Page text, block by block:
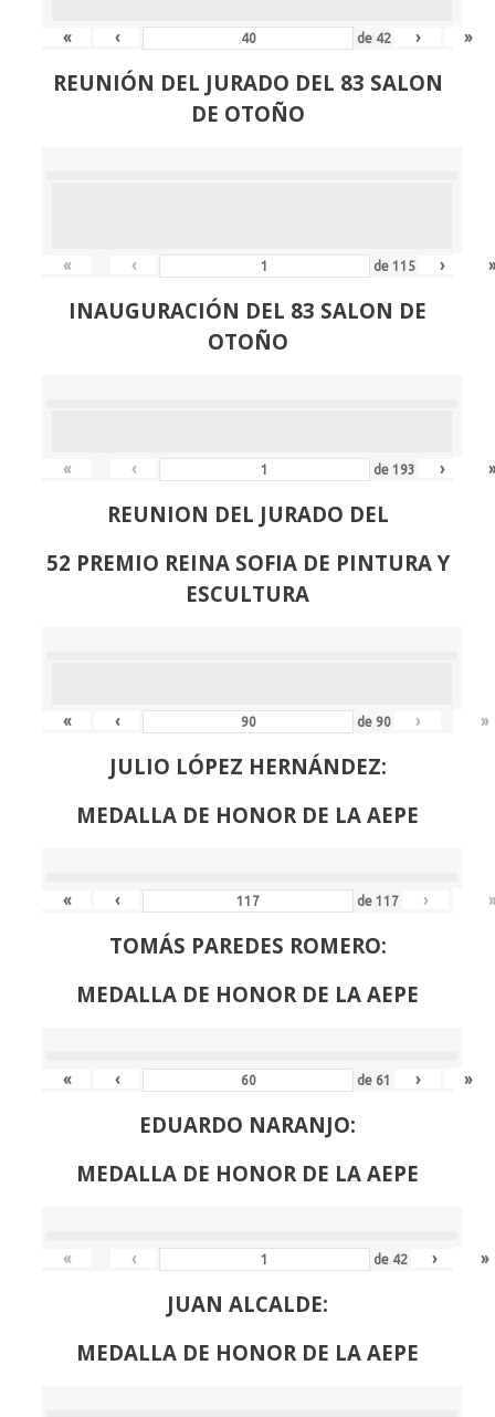
« ‹ de 42 › »
REUNIÓN DEL JURADO DEL 83 SALON
DE OTOÑO
« ‹ de115 ›
INAUGURACIÓN DEL 83 SALON DE
OTOÑO
« ‹ de193 ›
REUNION DEL JURADO DEL
52 PREMIO REINA SOFIA DE PINTURA Y
ESCULTURA
« ‹ de 90 › »
JULIO LÓPEZ HERNÁNDEZ:
MEDALLA DE HONOR DE LA AEPE
« ‹ de117 ›
TOMÁS PAREDES ROMERO:
MEDALLA DE HONOR DE LA AEPE
« ‹ de 61 › »
EDUARDO NARANJO:
MEDALLA DE HONOR DE LA AEPE
« ‹ de 42 › »
JUAN ALCALDE:
MEDALLA DE HONOR DE LA AEPE